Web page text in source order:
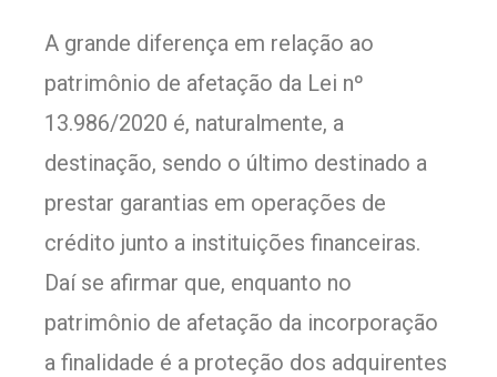
A grande diferença em relação ao
patrimônio de afetação da Lei nº
13.986/2020 é, naturalmente, a
destinação, sendo o último destinado a
prestar garantias em operações de
crédito junto a instituições financeiras.
Daí se afirmar que, enquanto no
patrimônio de afetação da incorporação
a finalidade é a proteção dos adquirentes